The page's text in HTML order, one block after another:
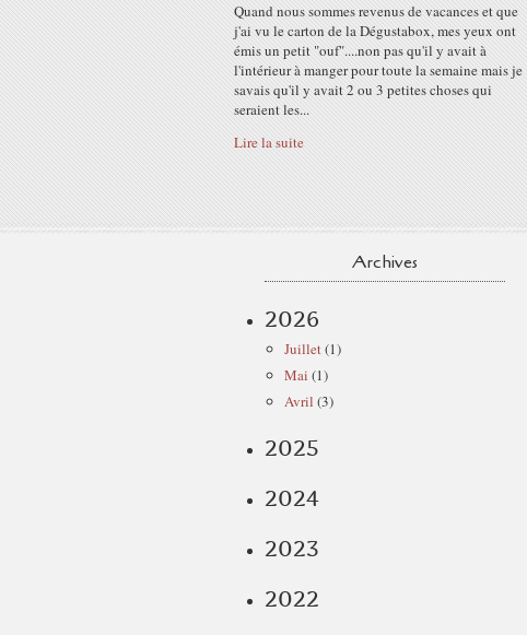
Quand nous sommes revenus de vacances et que
j'ai vu le carton de la Dégustabox, mes yeux ont
émis un petit "ouf"....non pas qu'il y avait à
l'intérieur à manger pour toute la semaine mais je
savais qu'il y avait 2 ou 3 petites choses qui
seraient les...
Lire la suite
Archives
2026
Juillet(1)
Mai (1)
Avril (3)
2025
2024
2023
2022